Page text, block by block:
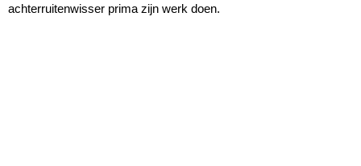
achterruitenwisser prima zijn werk doen.